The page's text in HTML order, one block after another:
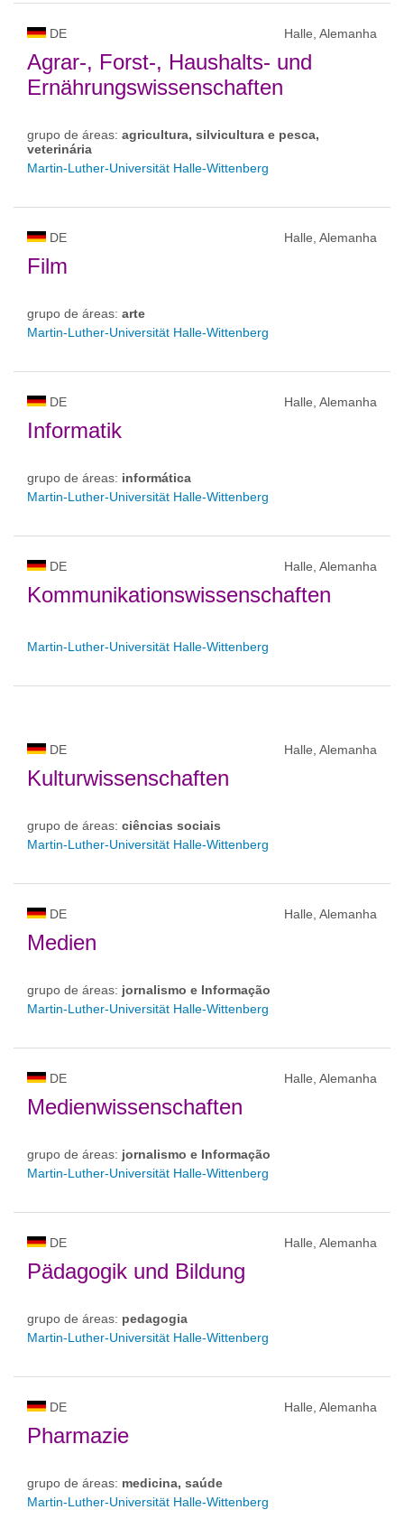
DE Halle, Alemanha
Agrar-, Forst-, Haushalts- und
Ernährungswissenschaften
grupo de áreas: agricultura, silvicultura e pesca,
veterinária
Martin-Luther-Universität Halle-Wittenberg
DE Halle, Alemanha
Film
grupo de áreas: arte
Martin-Luther-Universität Halle-Wittenberg
DE Halle, Alemanha
Informatik
grupo de áreas: informática
Martin-Luther-Universität Halle-Wittenberg
DE Halle, Alemanha
Kommunikationswissenschaften
Martin-Luther-Universität Halle-Wittenberg
DE Halle, Alemanha
Kulturwissenschaften
grupo de áreas: ciências sociais
Martin-Luther-Universität Halle-Wittenberg
DE Halle, Alemanha
Medien
grupo de áreas: jornalismo e Informação
Martin-Luther-Universität Halle-Wittenberg
DE Halle, Alemanha
Medienwissenschaften
grupo de áreas: jornalismo e Informação
Martin-Luther-Universität Halle-Wittenberg
DE Halle, Alemanha
Pädagogik und Bildung
grupo de áreas: pedagogia
Martin-Luther-Universität Halle-Wittenberg
DE Halle, Alemanha
Pharmazie
grupo de áreas: medicina, saúde
Martin-Luther-Universität Halle-Wittenberg